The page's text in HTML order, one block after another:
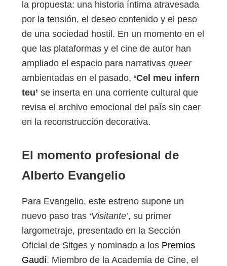
la propuesta: una historia íntima atravesada
por la tensión, el deseo contenido y el peso
de una sociedad hostil. En un momento en el
que las plataformas y el cine de autor han
ampliado el espacio para narrativas queer
ambientadas en el pasado, ‘Cel meu infern
teu’ se inserta en una corriente cultural que
revisa el archivo emocional del país sin caer
en la reconstrucción decorativa.
El momento profesional de
Alberto Evangelio
Para Evangelio, este estreno supone un
nuevo paso tras ‘Visitante’, su primer
largometraje, presentado en la Sección
Oficial de Sitges y nominado a los Premios
Gaudí. Miembro de la Academia de Cine, el